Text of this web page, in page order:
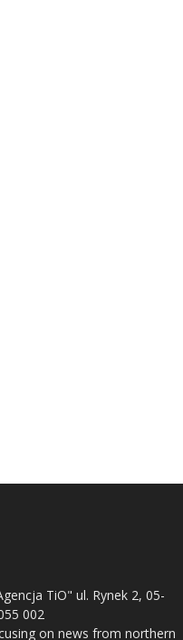
TiO" ul. Rynek 2, 05-
002
on news from northern